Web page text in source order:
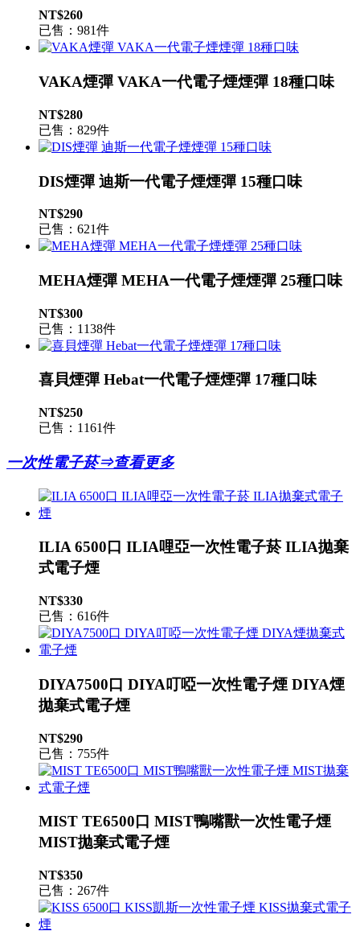
NT$260
已售：981件
VAKA煙彈 VAKA一代電子煙煙彈 18種口味
NT$280
已售：829件
DIS煙彈 迪斯一代電子煙煙彈 15種口味
NT$290
已售：621件
MEHA煙彈 MEHA一代電子煙煙彈 25種口味
NT$300
已售：1138件
喜貝煙彈 Hebat一代電子煙煙彈 17種口味
NT$250
已售：1161件
一次性電子菸⇒查看更多
ILIA 6500口 ILIA哩亞一次性電子菸 ILIA拋棄
式電子煙
NT$330
已售：616件
DIYA7500口 DIYA叮啞一次性電子煙 DIYA煙
拋棄式電子煙
NT$290
已售：755件
MIST TE6500口 MIST鴨嘴獸一次性電子煙
MIST拋棄式電子煙
NT$350
已售：267件